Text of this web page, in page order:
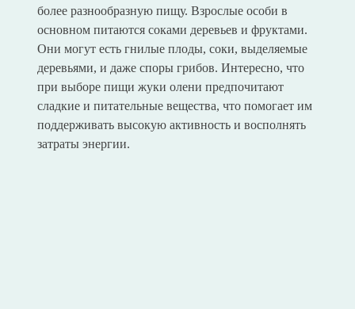
более разнообразную пищу. Взрослые особи в
основном питаются соками деревьев и фруктами.
Они могут есть гнилые плоды, соки, выделяемые
деревьями, и даже споры грибов. Интересно, что
при выборе пищи жуки олени предпочитают
сладкие и питательные вещества, что помогает им
поддерживать высокую активность и восполнять
затраты энергии.